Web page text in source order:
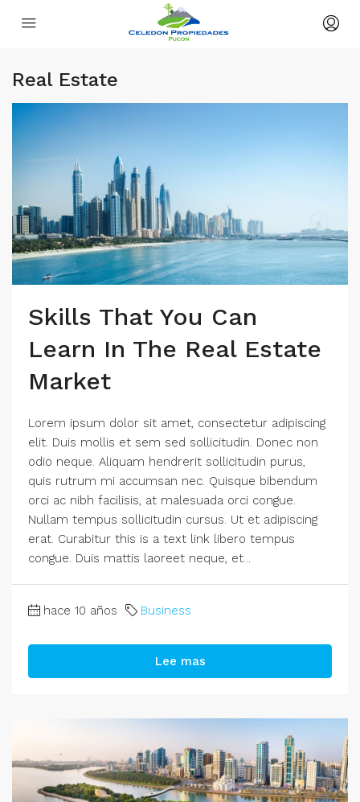
Real Estate
Skills That You Can
Learn In The Real Estate
Market
Lorem ipsum dolor sit amet, consectetur adipiscing
elit. Duis mollis et sem sed sollicitudin. Donec non
odio neque. Aliquam hendrerit sollicitudin purus,
quis rutrum mi accumsan nec. Quisque bibendum
orci ac nibh facilisis, at malesuada orci congue.
Nullam tempus sollicitudin cursus. Ut et adipiscing
erat. Curabitur this is a text link libero tempus
congue. Duis mattis laoreet neque, et...
hace 10 años Business
Lee mas